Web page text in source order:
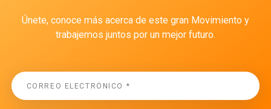
Únete, conoce más acerca de este gran Movimiento y
trabajemos juntos por un mejor futuro.